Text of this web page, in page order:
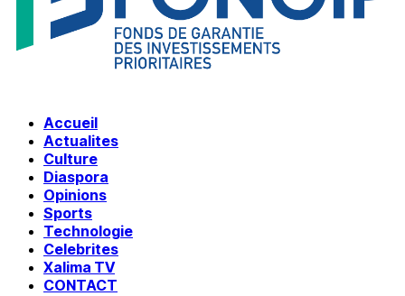
Accueil
Actualites
Culture
Diaspora
Opinions
Sports
Technologie
Celebrites
Xalima TV
CONTACT